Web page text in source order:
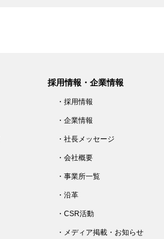
採用情報・企業情報
・採用情報
・企業情報
・社長メッセージ
・会社概要
・事業所一覧
・沿革
・CSR活動
・メディア掲載・お知らせ